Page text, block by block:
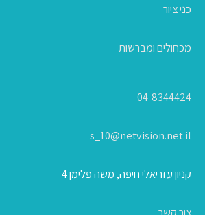
כני ציור
מכחולים ומברשות
04-8344424
s_10@netvision.net.il
קניון עזריאלי חיפה, משה פלימן 4